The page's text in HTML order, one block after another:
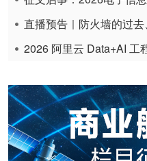
成电路应用杂志）
直播预告｜防火墙的过
2026 阿里云 Data+AI 工